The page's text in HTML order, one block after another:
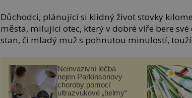
Důchodci, plánující si klidný život stovky
města, milující otec, který v dobré víře bere
stan, či mladý muž s pohnutou minulostí,
Neinvazivní léčba
nejen Parkinsonovy
choroby pomocí
ultrazvukové „helmy“